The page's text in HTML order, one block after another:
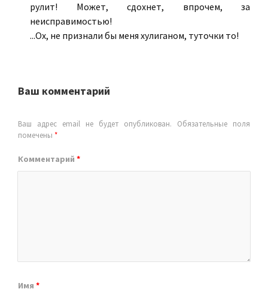
рулит! Может, сдохнет, впрочем, за
неисправимостью!
...Ох, не признали бы меня хулиганом, туточки то!
Ваш комментарий
Ваш адрес email не будет опубликован.
Обязательные поля
помечены *
Комментарий *
Имя *